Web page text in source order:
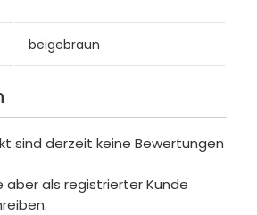
beigebraun
sind derzeit keine Bewertungen
aber als registrierter Kunde